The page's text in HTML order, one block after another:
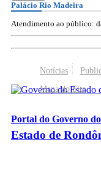
Palácio Rio Madeira
Atendimento ao público:
Notícias
Mapa do Site
Portal do Governo do
Estado de